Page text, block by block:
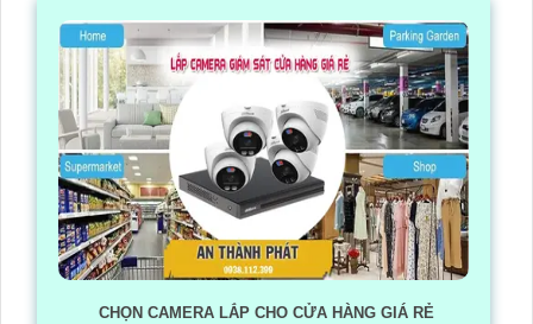
CHỌN CAMERA LẮP CHO CỬA HÀNG GIÁ RẺ